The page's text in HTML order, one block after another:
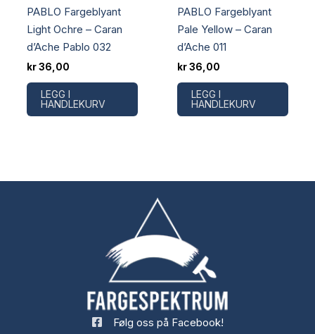
PABLO Fargeblyant
Light Ochre – Caran
d’Ache Pablo 032
kr36,00
LEGG I
HANDLEKURV
PABLO Fargeblyant
Pale Yellow – Caran
d’Ache 011
kr36,00
LEGG I
HANDLEKURV
Følg oss på Facebook!